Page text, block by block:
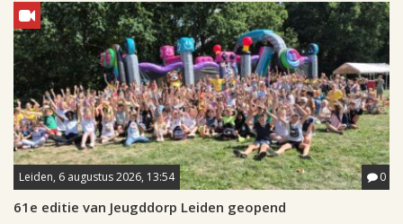
Leiden, 6 augustus 2026, 13:54 0
61e editie van Jeugddorp Leiden geopend